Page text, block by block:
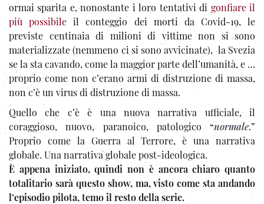
ormai sparita e, nonostante i loro tentativi di gonfiare il
più possibile il conteggio dei morti da Covid-19, le
previste centinaia di milioni di vittime non si sono
materializzate (nemmeno ci si sono avvicinate), la Svezia
se la sta cavando, come la maggior parte dell’umanità, e …
proprio come non c’erano armi di distruzione di massa,
non c’è un virus di distruzione di massa.
Quello che c’è è una nuova narrativa ufficiale, il
coraggioso, nuovo, paranoico, patologico “normale.”
Proprio come la Guerra al Terrore, è una narrativa
globale. Una narrativa globale post-ideologica.
È appena iniziato, quindi non è ancora chiaro quanto
totalitario sarà questo show, ma, visto come sta andando
l’episodio pilota, temo il resto della serie.